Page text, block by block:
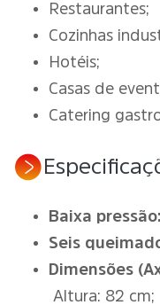
Restaurantes;
Cozinhas
Hotéis;
Casas de
Catering
Baixa pressão:
Seis
Dimensões
Altura: 82 cm;